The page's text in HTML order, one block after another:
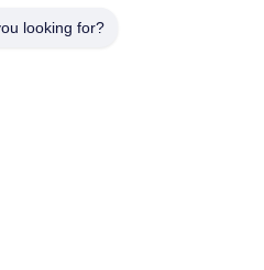
looking for?